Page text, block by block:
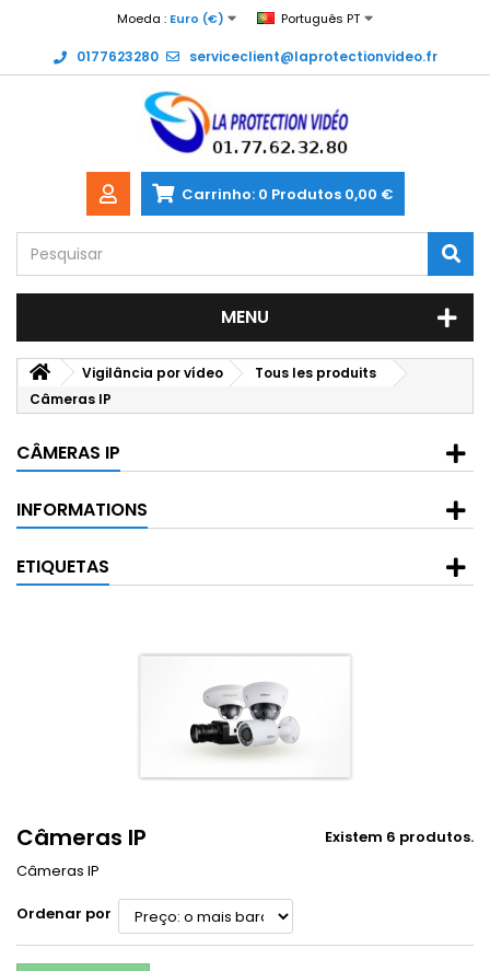
Moeda : Euro (€) Português PT
0177623280 serviceclient@laprotectionvideo.fr
Carrinho: 0 Produtos 0,00 €
MENU
Vigilância por vídeo
Tous les produits
Câmeras IP
CÂMERAS IP
INFORMATIONS
ETIQUETAS
Câmeras IP
Existem 6 produtos.
Câmeras IP
Ordenar por